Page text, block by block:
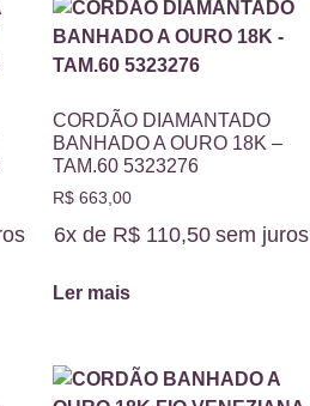
CORDÃO DIAMANTADO
BANHADO A OURO 18K –
TAM.60 5323276
R$663,00
6x de R$110,50 sem juros
Ler mais